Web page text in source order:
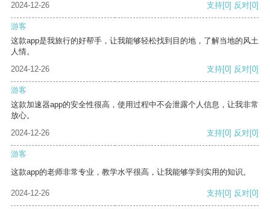
2024-12-26 支持[0] 反对[0]
游客
这款app是我旅行的好帮手，让我能够轻松找到目的地，了解当地的风土
人情。
2024-12-26
支持[0] 反对[0]
游客
这款加速器app的安全性很高，使用过程中不会泄露个人信息，让我非常
放心。
2024-12-26
支持[0] 反对[0]
游客
这款app的老师非常专业，教学水平很高，让我能够学到实用的知识。
2024-12-26 支持[0] 反对[0]